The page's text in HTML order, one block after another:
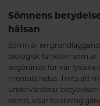
Sömnens
hälsan
Sömn är en
biologisk funktion som är
avgörande för vår fysiska
mentala hälsa. Trots att
undervärderar betydelsen
sömn, visar forskning